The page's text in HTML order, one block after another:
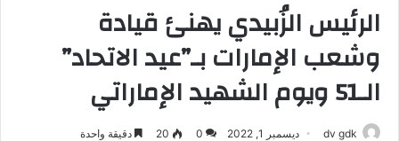
الرئيس الزُبيدي يهنئ قيادة
وشعب الإمارات بـ”عيد الاتحاد”
الـ51 ويوم الشهيد الإماراتي
dv gdk ديسمبر 1, 2022 0
20 دقيقة واحدة